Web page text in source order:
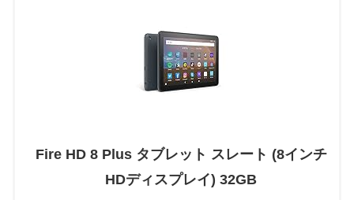
Fire HD 8 Plus タブレット スレート (8インチ
HDディスプレイ) 32GB